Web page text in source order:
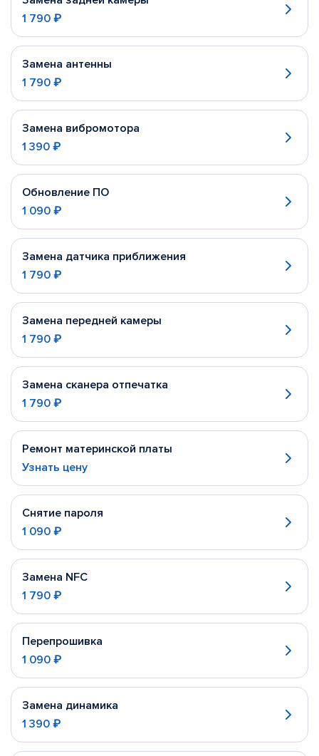
1 790 ₽
Замена антенны
1 790 ₽
Замена вибромотора
1 390 ₽
Обновление ПО
1 090 ₽
Замена датчика приближения
1 790 ₽
Замена передней камеры
1 790 ₽
Замена сканера отпечатка
1 790 ₽
Ремонт материнской платы
Узнать цену
Снятие пароля
1 090 ₽
Замена NFC
1 790 ₽
Перепрошивка
1 090 ₽
Замена динамика
1 390 ₽